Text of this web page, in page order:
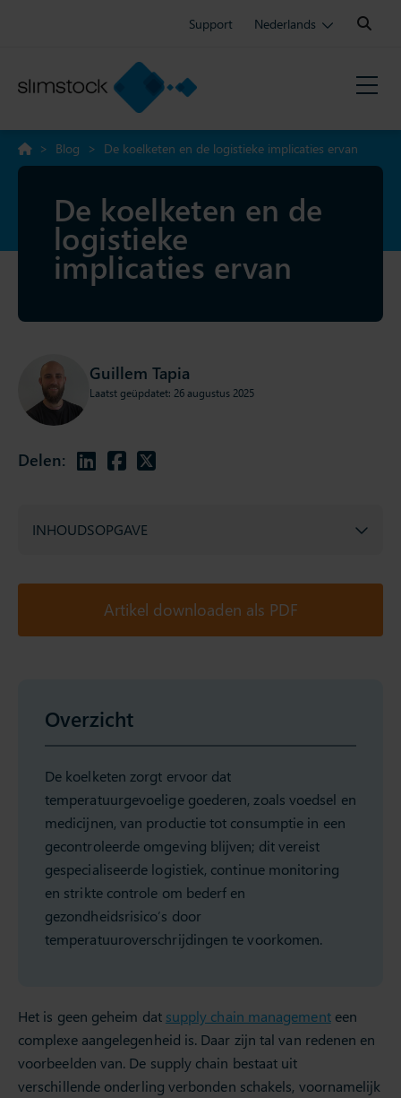
Support Nederlands
Search:
> Blog > De koelketen en de logistieke implicaties ervan
De koelketen en de
logistieke
implicaties ervan
Delen:
Guillem Tapia
Laatst geüpdatet: 26 augustus 2025
INHOUDSOPGAVE
Artikel downloaden als PDF
Overzicht
De koelketen zorgt ervoor dat
temperatuurgevoelige goederen, zoals voedsel en
medicijnen, van productie tot consumptie in een
gecontroleerde omgeving blijven; dit vereist
gespecialiseerde logistiek, continue monitoring
en strikte controle om bederf en
gezondheidsrisico’s door
temperatuuroverschrijdingen te voorkomen.
Het is geen geheim dat supply chain managementeen
complexe aangelegenheid is. Daar zijn tal van redenen en
voorbeelden van. De supply chain bestaat uit
verschillende onderling verbonden schakels, voornamelijk